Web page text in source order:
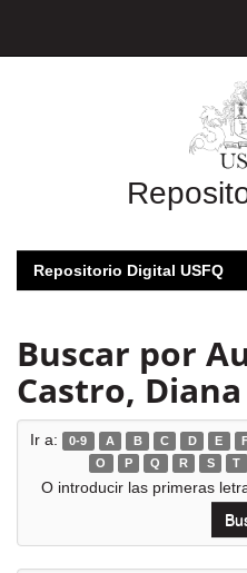
Repositorio Digital USFQ
Buscar por
Castro,
Ir a: 0-9 A B C D E
O
P Q R S T
O introducir las primeras